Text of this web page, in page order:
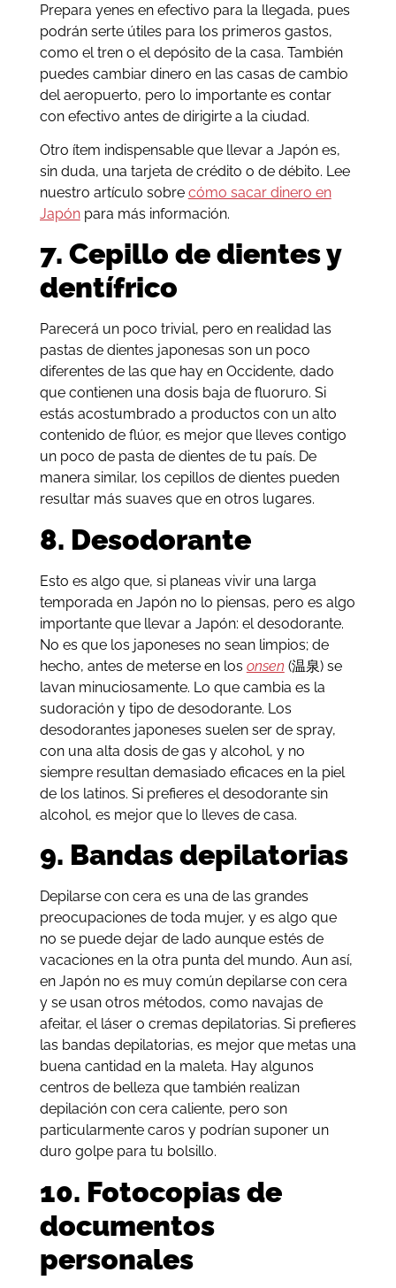
Prepara yenes en efectivo para la llegada, pues
podrán serte útiles para los primeros gastos,
como el tren o el depósito de la casa. También
puedes cambiar dinero en las casas de cambio
del aeropuerto, pero lo importante es contar
con efectivo antes de dirigirte a la ciudad.
Otro ítem indispensable que llevar a Japón es,
sin duda, una tarjeta de crédito o de débito. Lee
nuestro artículo sobre cómo sacar dinero en
Japónpara más información.
7. Cepillo de dientes y
dentífrico
Parecerá un poco trivial, pero en realidad las
pastas de dientes japonesas son un poco
diferentes de las que hay en Occidente, dado
que contienen una dosis baja de fluoruro. Si
estás acostumbrado a productos con un alto
contenido de flúor, es mejor que lleves contigo
un poco de pasta de dientes de tu país. De
manera similar, los cepillos de dientes pueden
resultar más suaves que en otros lugares.
8. Desodorante
Esto es algo que, si planeas vivir una larga
temporada en Japón no lo piensas, pero es algo
importante que llevar a Japón: el desodorante.
No es que los japoneses no sean limpios; de
hecho, antes de meterse en los onsen (温泉) se
lavan minuciosamente. Lo que cambia es la
sudoración y tipo de desodorante. Los
desodorantes japoneses suelen ser de spray,
con una alta dosis de gas y alcohol, y no
siempre resultan demasiado eficaces en la piel
de los latinos. Si prefieres el desodorante sin
alcohol, es mejor que lo lleves de casa.
9. Bandas depilatorias
Depilarse con cera es una de las grandes
preocupaciones de toda mujer, y es algo que
no se puede dejar de lado aunque estés de
vacaciones en la otra punta del mundo. Aun así,
en Japón no es muy común depilarse con cera
y se usan otros métodos, como navajas de
afeitar, el láser o cremas depilatorias. Si prefieres
las bandas depilatorias, es mejor que metas una
buena cantidad en la maleta. Hay algunos
centros de belleza que también realizan
depilación con cera caliente, pero son
particularmente caros y podrían suponer un
duro golpe para tu bolsillo.
10. Fotocopias de
documentos
personales